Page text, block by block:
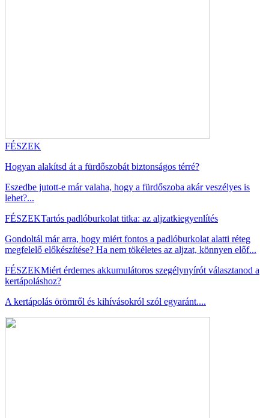
FÉSZEK
Hogyan alakítsd át a fürdőszobát biztonságos térré?
Eszedbe jutott-e már valaha, hogy a fürdőszoba akár veszélyes is
lehet?...
FÉSZEKTartós padlóburkolat titka: az aljzatkiegyenlítés
Gondoltál már arra, hogy miért fontos a padlóburkolat alatti réteg
megfelelő előkészítése? Ha nem tökéletes az aljzat, könnyen előf...
FÉSZEKMiért érdemes akkumulátoros szegélynyírót választanod a
kertápoláshoz?
A kertápolás örömről és kihívásokról szól egyaránt....